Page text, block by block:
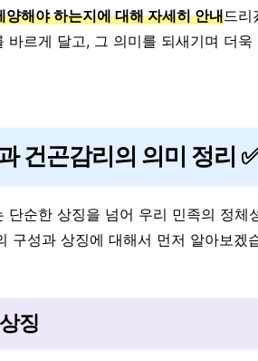
해야 하는지에 대해 자세히 안내드리
바르게 달고, 그 의미를 되새기며 더
건곤감리의 의미 정리
단순한 상징을 넘어 우리 민족의 정체
구성과 상징에 대해서 먼저 알아보겠
징